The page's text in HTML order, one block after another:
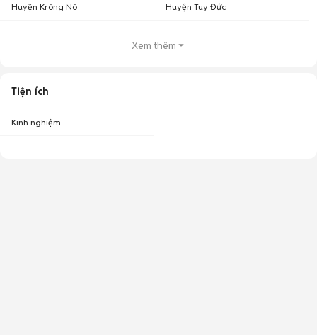
Huyện Krông Nô Huyện Tuy Đức
Xem thêm
Tiện ích
Kinh nghiệm